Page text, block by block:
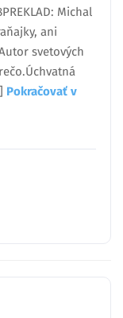
Michal
ani
svetových
Pokračovať v